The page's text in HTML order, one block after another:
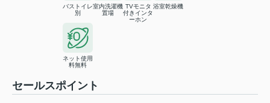
バストイレ
別
室内洗濯機
置場
TVモニタ
付きインタ
ーホン
浴室乾燥機
ネット使用
料無料
セールスポイント